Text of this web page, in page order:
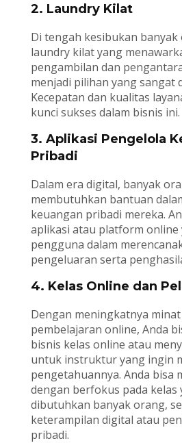
2. Laundry Kilat
Di tengah kesibukan banyak
laundry kilat yang
pengambilan dan
menjadi pilihan yang sangat
Kecepatan dan kualitas
kunci sukses dalam bisnis ini.
3. Aplikasi Pengelola
Pribadi
Dalam era digital, banyak
membutuhkan bantuan
keuangan pribadi mereka.
aplikasi atau platform online
pengguna dalam
pengeluaran serta
4. Kelas Online dan
Dengan meningkatnya
pembelajaran online, Anda
bisnis kelas online atau
untuk instruktur yang ingin
pengetahuannya. Anda bisa
dengan berfokus pada kelas
dibutuhkan banyak orang,
keterampilan digital atau
pribadi.